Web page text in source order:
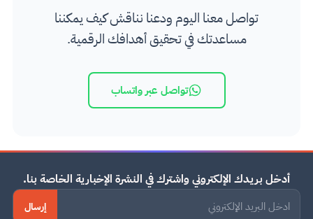
تواصل معنا اليوم ودعنا نناقش كيف يمكننا
مساعدتك في تحقيق أهدافك الرقمية.
تواصل عبر واتساب
أدخل بريدك الإلكتروني واشترك في النشرة الإخبارية الخاصة بنا.
إرسال